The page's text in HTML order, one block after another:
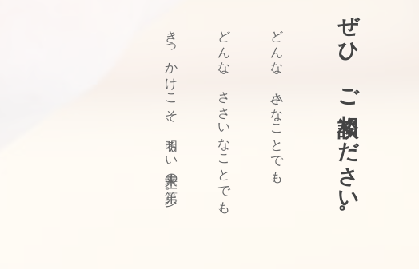
ぜひ、ご相談ください。
どんな、小さなことでも、
どんな、ささいなことでも、
きっかけこそ、明るい未来の第一歩。